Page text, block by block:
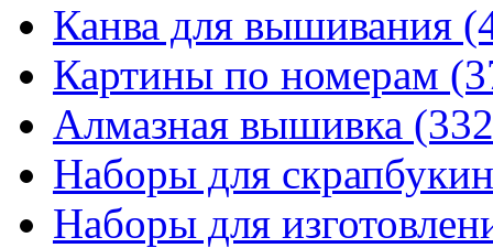
Канва для вышивания
Картины по номерам
Алмазная вышивка
Наборы для
Наборы для